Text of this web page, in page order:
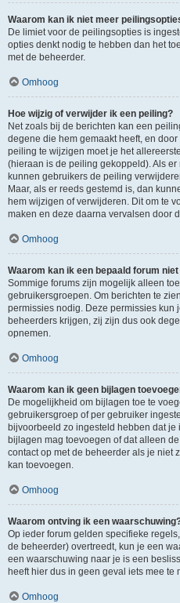
Waarom kan ik niet meer
De limiet voor de peilingsopties is
opties denkt nodig te hebben dan het
met de beheerder.
Omhoog
Hoe wijzig of verwijder ik een peiling?
Net zoals bij de berichten kan een
degene die hem gemaakt heeft, en
peiling te wijzigen moet je het
(hieraan is de peiling gekoppeld). Als
kunnen gebruikers de peiling
Maar, als er reeds gestemd is, dan
hem wijzigen of verwijderen. Dit om te
maken en deze daarna vervalsen door
Omhoog
Waarom kan ik een bepaald forum
Sommige forums zijn mogelijk alleen
gebruikersgroepen. Om berichten te
permissies nodig. Deze permissies kun
beheerders krijgen, zij zijn dus ook
opnemen.
Omhoog
Waarom kan ik geen bijlagen
De mogelijkheid om bijlagen toe te
gebruikersgroep of per gebruiker
bijvoorbeeld zo ingesteld hebben dat
bijlagen mag toevoegen of dat alleen
contact op met de beheerder als je niet
kan toevoegen.
Omhoog
Waarom ontving ik een
Op ieder forum gelden specifieke
de beheerder) overtreedt, kun je een
een waarschuwing naar je is een
heeft hier dus in geen geval iets mee te
Omhoog